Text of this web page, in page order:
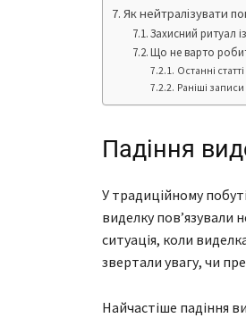
Як нейтралізувати
Захисний ритуал
Що не варто
Останні
Раніші записи
Падіння
У традиційному
виделку пов’язували
ситуація, коли
звертали увагу, чи
Найчастіше падіння